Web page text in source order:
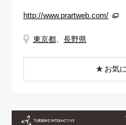
http://www.prartweb.com/
東京都、 長野県
お気